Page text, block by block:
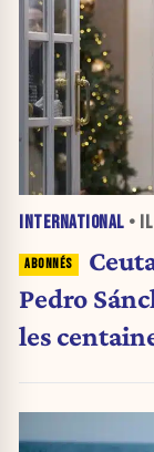
INTERNATIONAL •
Pedro
les